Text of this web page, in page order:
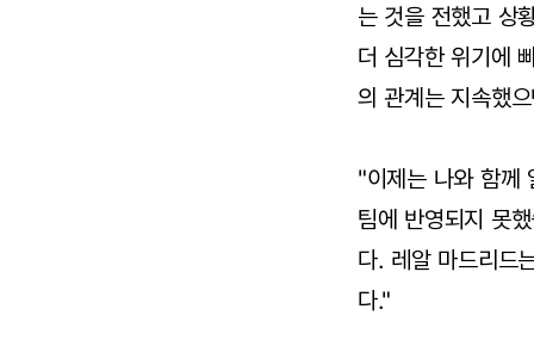
는 것을 전했고 상
더 심각한 위기에
의 관계는 지속했
"이제는 나와 함께
팀에 반영되지 못
다. 레알 마드리드
다."